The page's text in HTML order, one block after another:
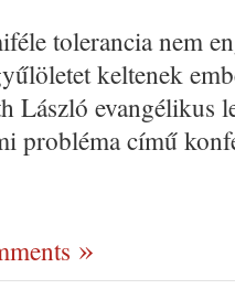
tolerancia nem
keltenek
László evangélikus
probléma című